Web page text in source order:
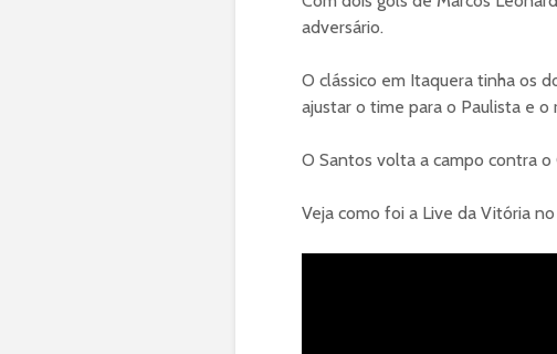
adversário.
O clássico em Itaquera tinha os
ajustar o time para o Paulista e
O Santos volta a campo contra o
Veja como foi a Live da Vitória